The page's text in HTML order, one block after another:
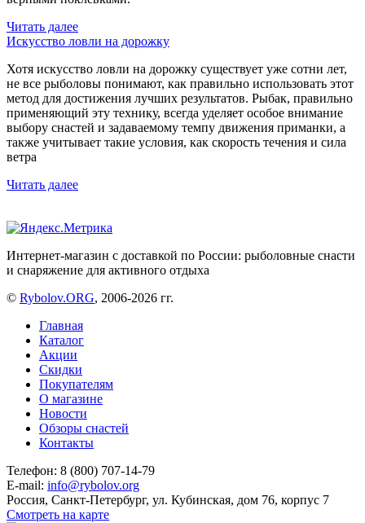
Читать далее
Искусство ловли на дорожку
Хотя искусство ловли на дорожку существует уже сотни лет,
не все рыболовы понимают, как правильно использовать этот
метод для достижения лучших результатов. Рыбак, правильно
применяющий эту технику, всегда уделяет особое внимание
выбору снастей и задаваемому темпу движения приманки, а
также учитывает такие условия, как скорость течения и сила
ветра
Читать далее
Интернет-магазин с доставкой по России: рыболовные снасти
и снаряжение для активного отдыха
© Rybolov.ORG, 2006-2026 гг.
Главная
Каталог
Акции
Скидки
Покупателям
О магазине
Новости
Обзоры снастей
Контакты
Телефон: 8 (800) 707-14-79
E-mail: info@rybolov.org
Россия, Санкт-Петербург, ул. Кубинская, дом 76, корпус 7
Смотреть на карте